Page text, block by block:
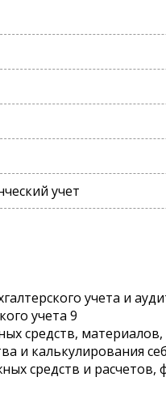
учет
учета и
учета 9
средств,
и калькулирования
средств и расчетов,